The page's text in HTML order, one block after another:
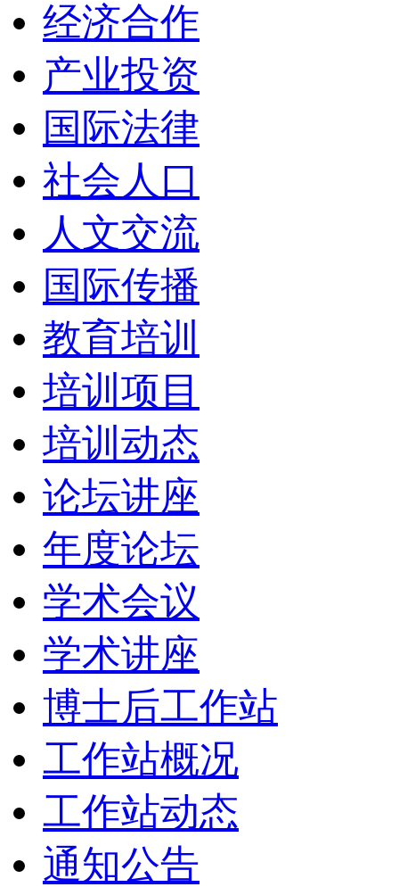
经济合作
产业投资
国际法律
社会人口
人文交流
国际传播
教育培训
培训项目
培训动态
论坛讲座
年度论坛
学术会议
学术讲座
博士后工作站
工作站概况
工作站动态
通知公告